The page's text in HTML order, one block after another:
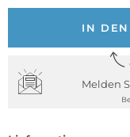
IN
Melden